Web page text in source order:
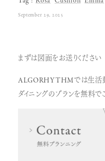
September 29, 2025
まずは図面をお送りください
ALGORHYTHMでは生活
ダイニングのプランを無料で